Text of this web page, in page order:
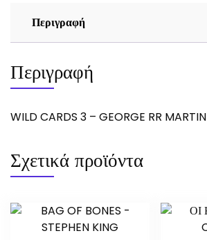
Περιγραφή
Περιγραφή
WILD CARDS 3 – GEORGE RR MARTIN
Σχετικά προϊόντα